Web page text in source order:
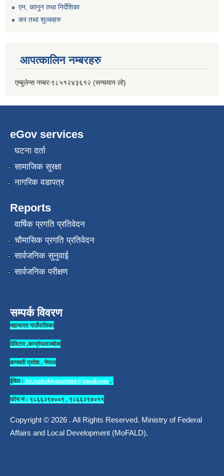
एन, कानुन तथा निर्देशिका
कर तथा शुल्कहरु
आपत्कालिन नम्बरहरु
एम्बुलेन्स नम्बरः९८५१२४३६१२ (सन्चमान लो)
eGov services
घटना दर्ता
सामाजिक सुरक्षा
नागरिक वडापत्र
Reports
वार्षिक प्रगति प्रतिवेदन
चौमासिक प्रगति प्रतिवेदन
सार्वजनिक सुनुवाई
सार्वजनिक परीक्षण
सम्पर्क विवरण
महाभारत गाउँपालिका
देविटार ,काभ्रेपलाञ्चोक
बागमती प्रदेश , नेपाल
ईमेल : ito.mahabharatmun@gmail.com,
फोन नं : ९८६६२९४००९ , ९८६६२९४०११
Copyright © 2026 . All Rights Reserved. Ministry of Federal
Affairs and Local Development (MoFALD).